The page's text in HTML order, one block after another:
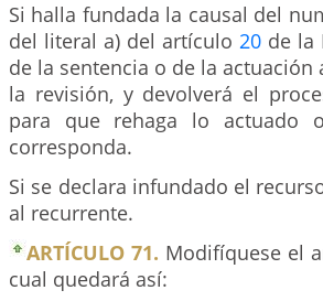
Si halla fundada la causal del
del literal a) del artículo 20 de la
de la sentencia o de la
la revisión, y devolverá el
para que rehaga lo actuado
corresponda.
Si se declara infundado el
al recurrente.
ARTÍCULO 71. Modifíquese el
cual quedará así: